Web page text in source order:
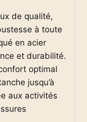
de qualité,
à toute
en acier
et durabilité.
optimal
jusqu’à
aux activités